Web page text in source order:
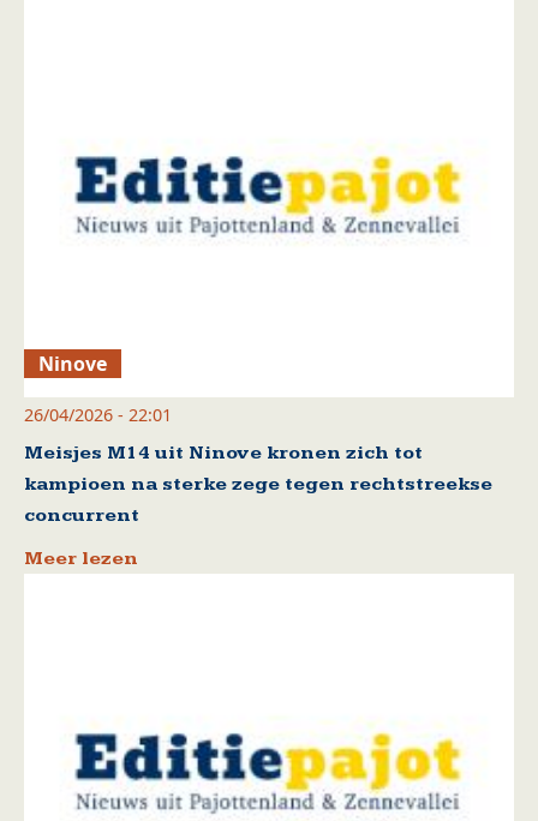
Ninove
26/04/2026 - 22:01
Meisjes M14 uit Ninove kronen zich tot
kampioen na sterke zege tegen rechtstreekse
concurrent
Meer lezen